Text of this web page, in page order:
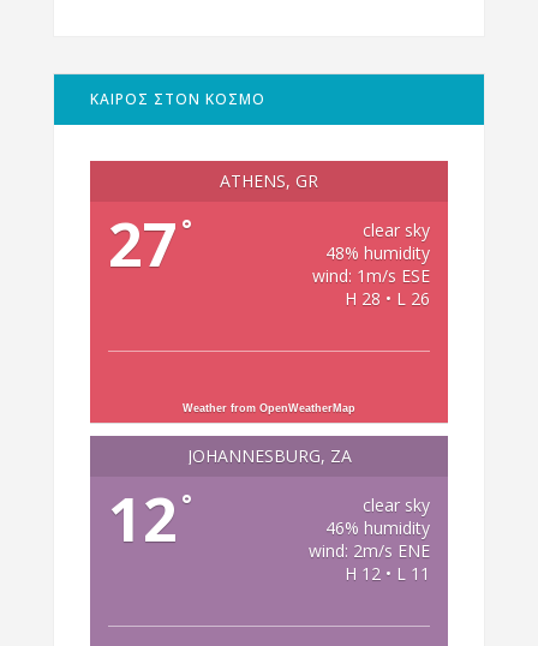
ΚΑΙΡΟΣ ΣΤΟΝ ΚΟΣΜΟ
ATHENS, GR
27 °
clear sky
48% humidity
wind: 1m/s ESE
H 28 • L 26
Weather from OpenWeatherMap
JOHANNESBURG, ZA
12 °
clear sky
46% humidity
wind: 2m/s ENE
H 12 • L 11